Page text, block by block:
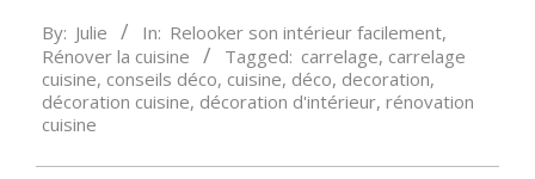
07-
19
By: Julie In: Relooker son intérieur facilement,
Rénover la cuisine
Tagged: carrelage, carrelage
cuisine, conseils déco, cuisine, déco, decoration,
décoration cuisine, décoration d'intérieur, rénovation
cuisine